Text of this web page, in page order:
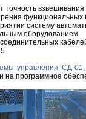
точность
функциональных
систему
оборудованием
управления СД-01
на программное